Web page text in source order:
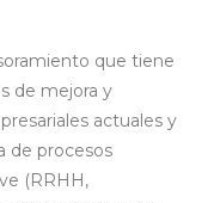
que tiene
de mejora y
actuales y
de procesos
(RRHH,